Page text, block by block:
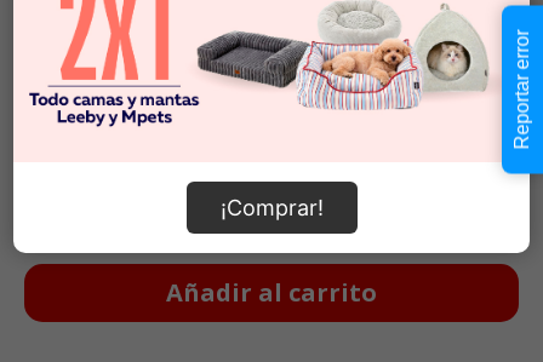
Descripción
Cantidad:
Añadir al carrito
¡Comprar!
Reportar error